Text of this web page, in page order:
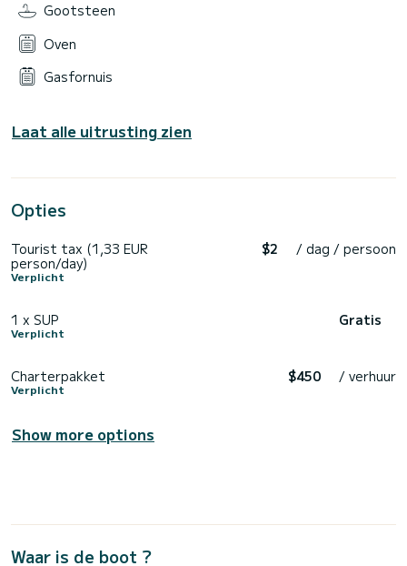
Gootsteen
Oven
Gasfornuis
Laat alle uitrusting zien
Opties
Tourist tax (1,33 EUR
person/day)
Verplicht
$2 / dag / persoon
1 x SUP
Verplicht
Gratis
Charterpakket
Verplicht
$450 / verhuur
Show more options
Waar is de boot ?